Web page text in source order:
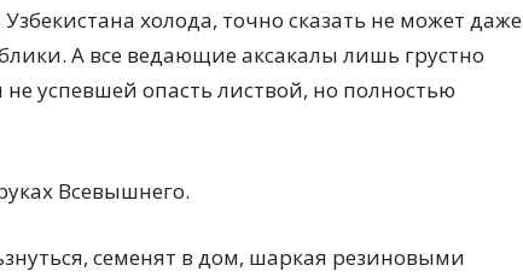
холода, точно сказать не может даже
А все ведающие аксакалы лишь грустно
успевшей опасть листвой, но полностью
Всевышнего.
семенят в дом, шаркая резиновыми